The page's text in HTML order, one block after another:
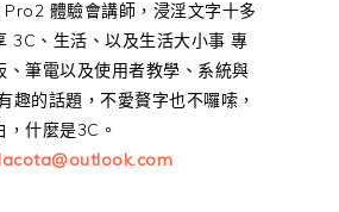
體驗會講師，浸淫文字十多
3C、生活、以及生活大小事 專
、筆電以及使用者教學、系統與
趣的話題，不愛贅字也不囉嗦，
什麼是3C。